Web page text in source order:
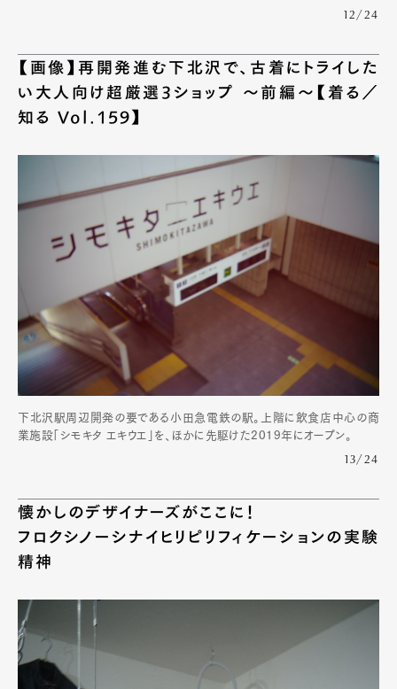
12/24
【画像】再開発進む下北沢で、古着にトライした
い大人向け超厳選3ショップ 〜前編〜【着る／
知る Vol.159】
下北沢駅周辺開発の要である小田急電鉄の駅。上階に飲食店中心の商
業施設「シモキタ エキウエ」を、ほかに先駆けた2019年にオープン。
13/24
懐かしのデザイナーズがここに！
フロクシノーシナイヒリピリフィケーションの実験
精神